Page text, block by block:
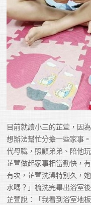
目前就讀小三的芷萱，因
想辦法幫忙分擔一些家事
代母職，照顧弟弟、陪他
芷萱做起家事相當勤快，
有次，芷萱洗澡特別久，
水嗎？」梳洗完畢出浴室
芷萱說：「我看到浴室地